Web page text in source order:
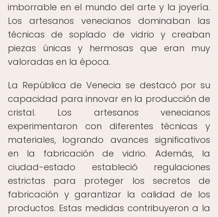
imborrable en el mundo del arte y la joyería.
Los artesanos venecianos dominaban las
técnicas de soplado de vidrio y creaban
piezas únicas y hermosas que eran muy
valoradas en la época.
La República de Venecia se destacó por su
capacidad para innovar en la producción de
cristal. Los artesanos venecianos
experimentaron con diferentes técnicas y
materiales, logrando avances significativos
en la fabricación de vidrio. Además, la
ciudad-estado estableció regulaciones
estrictas para proteger los secretos de
fabricación y garantizar la calidad de los
productos. Estas medidas contribuyeron a la